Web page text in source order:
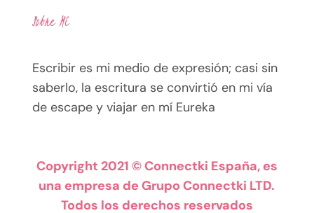
Legal
Política de Privacidad
Términos
Política de Cookies
Sobre Mí
Escribir es mi medio de expresión; casi sin
saberlo, la escritura se convirtió en mi vía
de escape y viajar en mí Eureka
Copyright 2021 © Connectki España, es
una empresa de Grupo Connectki LTD.
Todos los derechos reservados